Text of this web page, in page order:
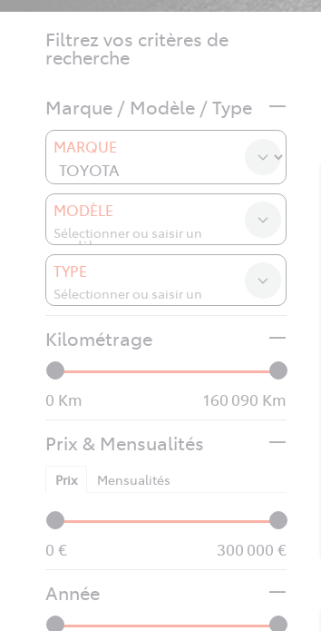
Filtrez vos critères de
recherche
Marque / Modèle / Type
MARQUE
MODÈLE
TYPE
Kilométrage
0 160 090
Prix & Mensualités
Prix Mensualités
0 300 000
Année